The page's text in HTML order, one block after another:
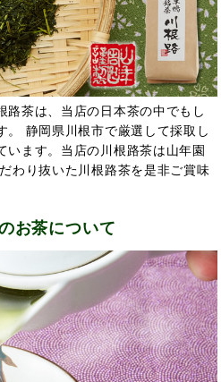
路茶は、当店の日本茶の中でもし
。 静岡県川根市で厳選して採取し
います。当店の川根路茶は山年園
わり抜いた川根路茶を是非ご賞味
お茶について